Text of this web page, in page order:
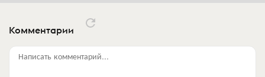
Комментарии
Написать комментарий...